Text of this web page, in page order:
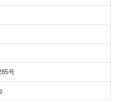
号